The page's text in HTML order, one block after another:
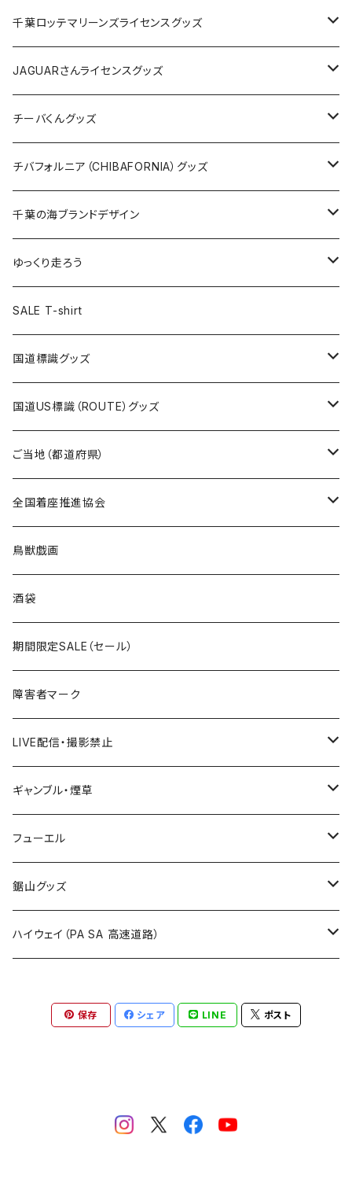
缶バッジ
ホテルキーホルダー
アクリルキーホルダー
ホテルキーホルダー
クリアファイル
Tシャツ
キャップ
トートバッグ
ランチバッグ
エコバッグ
キャップ
バッグ
ステッカー
缶バッジ
キーホルダー
クリアファイル
Tシャツ
キャップ
バッグ
ステッカー
缶バッジ
キーホルダー
クリアファイル
千葉ロッテマリーンズライセンスグッズ
ステッカー
ステッカー
ステッカー大
缶バッジ
缶バッジ32mm
缶バッジ54mm
エコバッグ
JAGUARさんコラボグッズ
Tシャツ
ステッカー
サコッシュ
ホテルキーホルダー
モーテルキーホルダー
トートバッグ
JAGUARさんライセンスグッズ
Tシャツ
ステッカー
缶バッジ
クリアファイル
マスク
エコバッグ
千葉ロッテマリーンズコラボ
チーバくんグッズ
Tシャツ
キャップ
エコバッグ
ステッカー
モーテルキーホルダー
ホテルキーホルダー
トートバッグ
チバフォルニア（CHIBAFORNIA）グッズ
Tシャツ
キャップ
ステッカー
ホテルキーホルダー
千葉の海ブランドデザイン
Tシャツ
キャップ
ステッカー
ゆっくり走ろう
Tシャツ
ステッカー
ホテルキーホルダー
SALE T-shirt
国道標識グッズ
ステッカー
国道0～99号線
国道100～199号線
国道600～699号線
国道700～799号線
Tシャツ
キャップ
国道US標識（ROUTE）グッズ
ステッカー
ROUTE 0～99号線
ROUTE100～199号線
ROUTE600～699号線
ROUTE700～799号線
Tシャツ
ROUTE 0～99号線
ROUTE 100～199号線
ROUTE 600～699号線
ROUTE 700～799号線
キャップ
ROUTE 0～99号線
ROUTE 100～199号線
ROUTE 600～699号線
ROUTE 700～799号線
ご当地（都道府県）
北海道
青森県
岩手県
宮城県
秋田県
Tシャツ
ステッカー
山形県
福島県
茨城県
栃木県
群馬県
全国着座推進協会
ステッカー
鳥獣戯画
酒袋
期間限定SALE（セール）
障害者マーク
LIVE配信・撮影禁止
LIVE配信禁止
撮影禁止
ギャンブル・煙草
ホテルキーホルダー
たばこ・禁煙ステッカー
フューエル
ステッカー
鋸山グッズ
Tシャツ
ステッカー
アクリルキーホルダー
ハイウェイ（PA SA 高速道路）
保存 シェア LINE ポスト